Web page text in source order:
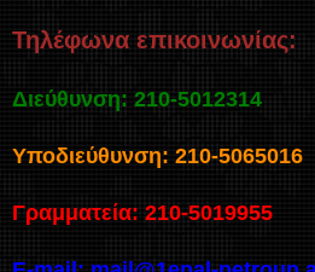
Τηλέφωνα επικοινωνίας:
Διεύθυνση: 210-5012314
Υποδιεύθυνση: 210-5065016
Γραμματεία: 210-5019955